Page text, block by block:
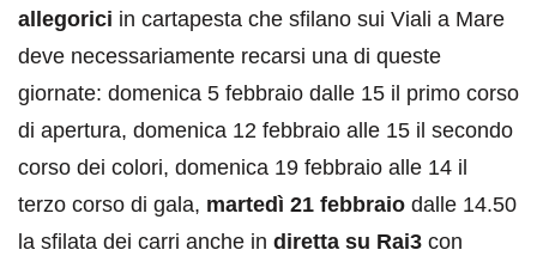
allegorici in cartapesta che sfilano sui Viali a Mare
deve necessariamente recarsi una di queste
giornate: domenica 5 febbraio dalle 15 il primo corso
di apertura, domenica 12 febbraio alle 15 il secondo
corso dei colori, domenica 19 febbraio alle 14 il
terzo corso di gala, martedì 21 febbraio dalle 14.50
la sfilata dei carri anche in diretta su Rai3 con